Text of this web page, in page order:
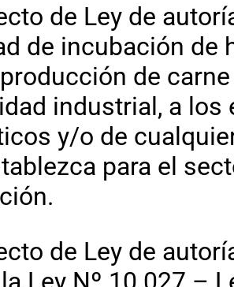
de Ley de
de incubación de
de
industrial, a
y/o de
para el
de Ley de